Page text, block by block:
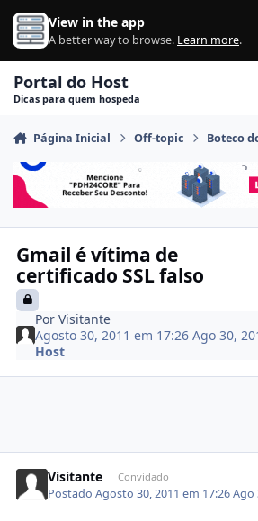
Ir para conteúdo
View in the app
A better way to browse. Learn more.
Portal do Host
Dicas para quem hospeda
Página Inicial Off-topic Boteco
Gmail é vítima de
certificado SSL falso
PorVisitante
Agosto 30, 2011 em 17:26Ago 30,
Host
Visitante Convidado
PostadoAgosto 30, 2011 em 17:26Ago